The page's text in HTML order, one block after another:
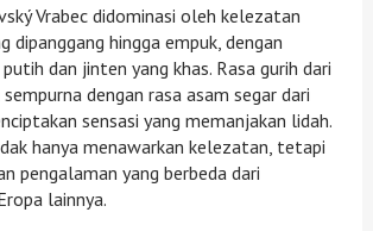
Vrabec didominasi oleh kelezatan
dipanggang hingga empuk, dengan
dan jinten yang khas. Rasa gurih dari
dengan rasa asam segar dari
sensasi yang memanjakan lidah.
hanya menawarkan kelezatan, tetapi
pengalaman yang berbeda dari
lainnya.